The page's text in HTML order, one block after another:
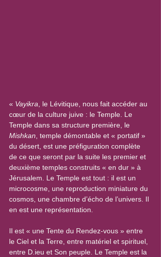
« Vayikra, le Lévitique, nous fait accéder au
cœur de la culture juive : le Temple. Le
Temple dans sa structure première, le
Mishkan, temple démontable et « portatif »
du désert, est une préfiguration complète
de ce que seront par la suite les premier et
deuxième temples construits « en dur » à
Jérusalem. Le Temple est tout : il est un
microcosme, une reproduction miniature du
cosmos, une chambre d’écho de l’univers. Il
en est une représentation.
Il est « une Tente du Rendez-vous » entre
le Ciel et la Terre, entre matériel et spirituel,
entre D.ieu et Son peuple. Le Temple est la